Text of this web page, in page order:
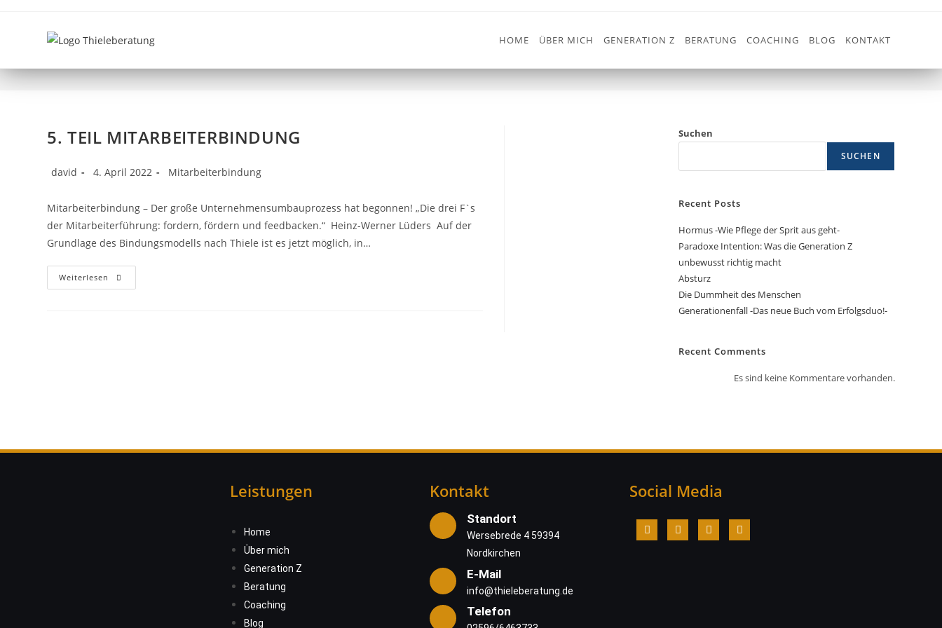
HOME ÜBER MICH GENERATION Z BERATUNG COACHING BLOG KONTAKT
SALUTGENES > SALUTGENES
5. TEIL MITARBEITERBINDUNG
david 4. April 2022 Mitarbeiterbindung
Mitarbeiterbindung – Der große Unternehmensumbauprozess hat begonnen! „Die drei F`s
der Mitarbeiterführung: fordern, fördern und feedbacken.“ Heinz-Werner Lüders Auf der
Grundlage des Bindungsmodells nach Thiele ist es jetzt möglich, in…
Weiterlesen
Suchen
SUCHEN
Recent Posts
Hormus -Wie Pflege der Sprit aus geht-
Paradoxe Intention: Was die Generation Z
unbewusst richtig macht
Absturz
Die Dummheit des Menschen
Generationenfall -Das neue Buch vom Erfolgsduo!-
Recent Comments
Es sind keine Kommentare vorhanden.
Leistungen
Home
Über mich
Generation Z
Beratung
Coaching
Blog
Kontakt
Standort
Wersebrede 4 59394
Nordkirchen
E-Mail
info@thieleberatung.de
Telefon
Social Media